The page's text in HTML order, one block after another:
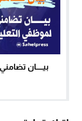
بيــــــان